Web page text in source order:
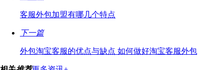
客服外包加盟有哪几个特点
下一篇
外包淘宝客服的优点与缺点 如何做好淘宝客服外包